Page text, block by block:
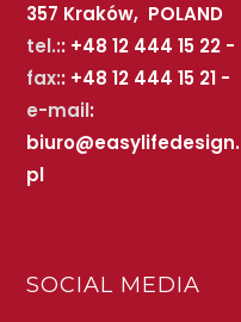
357 Kraków, POLAND
tel.:: +48 12 444 15 22 -
fax:: +48 12 444 15 21 -
e-mail:
biuro@easylifedesign.
pl
SOCIAL MEDIA